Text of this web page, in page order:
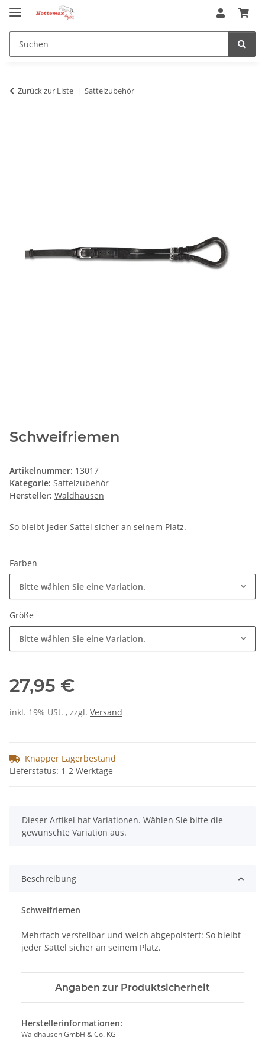
Zurück zur Liste Sattelzubehör
Schweifriemen
Artikelnummer: 13017
Kategorie: Sattelzubehör
Hersteller: Waldhausen
So bleibt jeder Sattel sicher an seinem Platz.
Farben
Bitte wählen Sie eine Variation.
Größe
Bitte wählen Sie eine Variation.
27,95 €
inkl. 19% USt. , zzgl. Versand
Knapper Lagerbestand
Lieferstatus: 1-2 Werktage
x
Dieser Artikel hat Variationen. Wählen Sie bitte die
gewünschte Variation aus.
Beschreibung
Schweifriemen
Mehrfach verstellbar und weich abgepolstert: So bleibt
jeder Sattel sicher an seinem Platz.
Angaben zur Produktsicherheit
Herstellerinformationen:
Waldhausen GmbH & Co. KG